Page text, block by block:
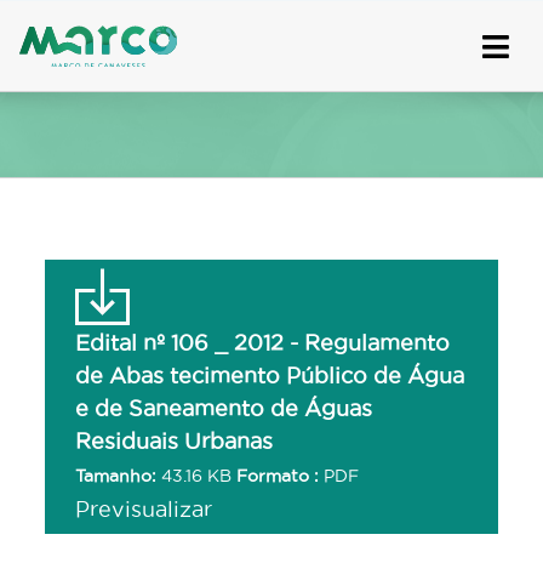
to
Edital nº 106 _ 2012 - Regulamento
de Abas tecimento Público de Água
e de Saneamento de Águas
Residuais Urbanas
Tamanho: 43.16 KB Formato : PDF
Previsualizar